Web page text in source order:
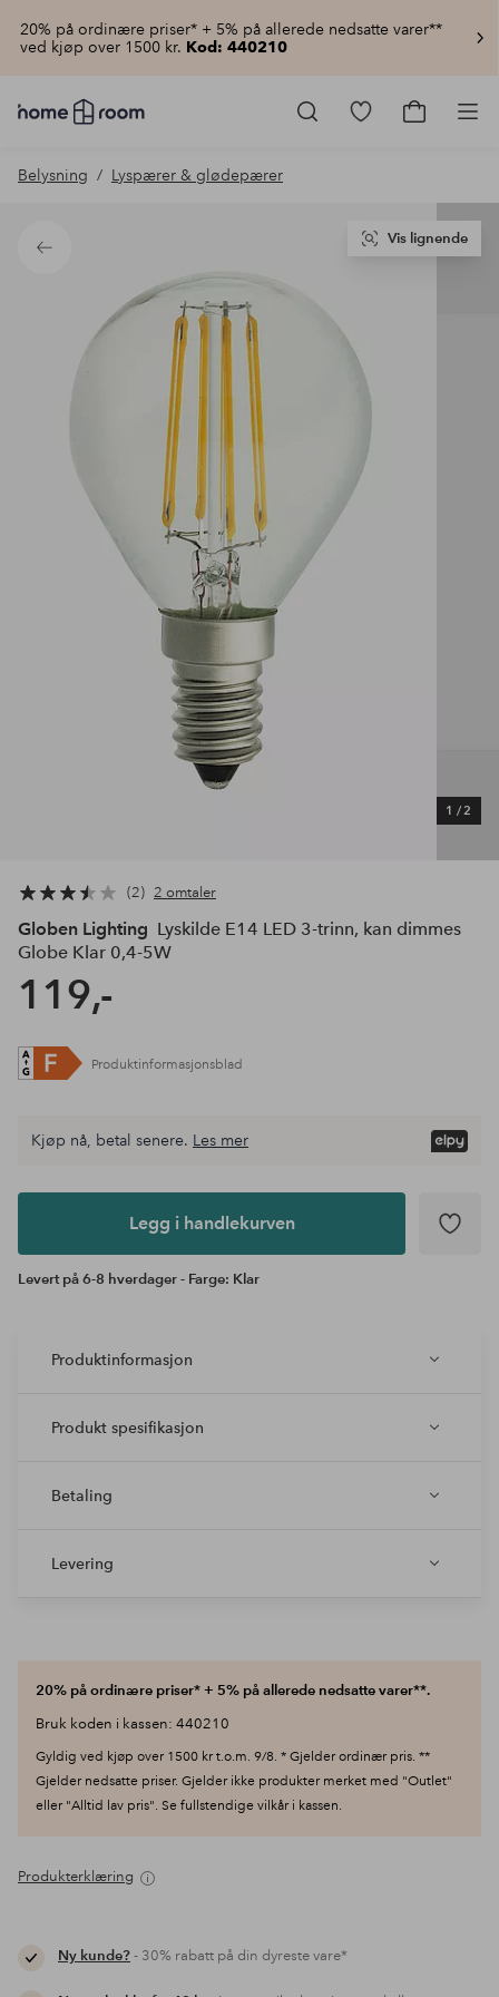
20% på ordinære priser* + 5% på allerede nedsatte varer**
ved kjøp over 1500 kr. Kod: 440210
Homeroom
–
hjemmet
pris
Gå
Gå
Belysning Lyspærer & glødepærer
Tilbake
1 /2
Vis lignende
2 2 omtaler
Globen Lighting Lyskilde E14 LED 3-trinn, kan dimmes
Globe Klar 0,4-5W
119,-
Produktinformasjonsblad
Legg i
Kjøp nå, betal senere. Les mer
Legg i handlekurven
Levert på 6-8 hverdager - Farge: Klar
Produktinformasjon
Produkt spesifikasjon
Betaling
Levering
20% på ordinære priser* + 5% på allerede nedsatte varer**.
Bruk koden i kassen: 440210
Gyldig ved kjøp over 1500 kr t.o.m. 9/8. * Gjelder ordinær pris. **
Gjelder nedsatte priser. Gjelder ikke produkter merket med "Outlet"
eller "Alltid lav pris". Se fullstendige vilkår i kassen.
Produkterklæring
Ny kunde?- 30% rabatt på din dyreste vare*